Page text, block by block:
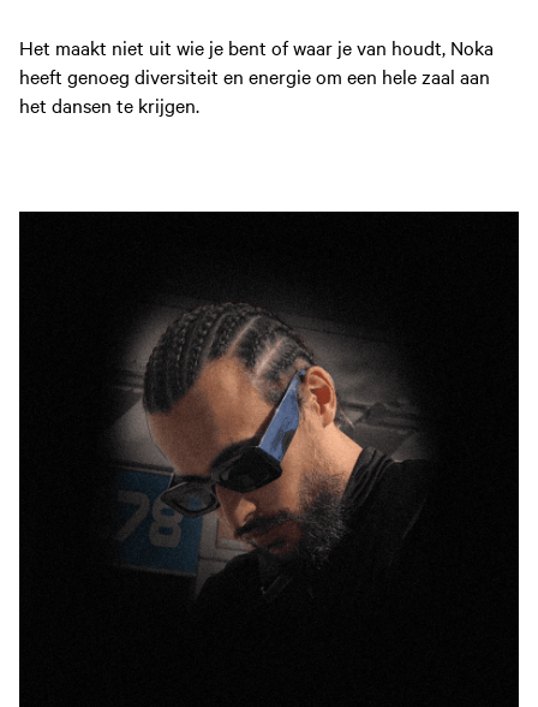
Het maakt niet uit wie je bent of waar je van houdt, Noka
heeft genoeg diversiteit en energie om een hele zaal aan
het dansen te krijgen.